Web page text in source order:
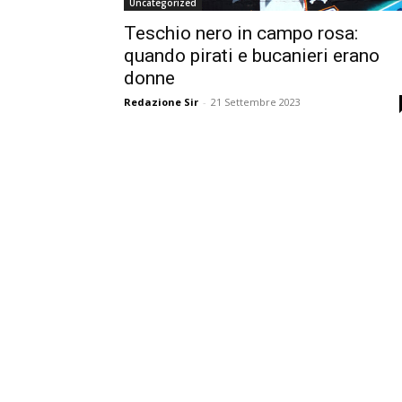
Uncategorized
Teschio nero in campo rosa:
quando pirati e bucanieri erano
donne
Redazione Sir - 21 Settembre 2023